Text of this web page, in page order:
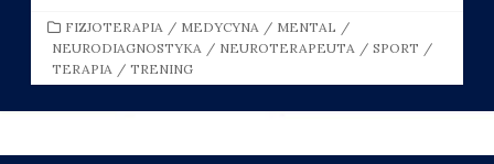
CATEGORIES
FIZJOTERAPIA / MEDYCYNA / MENTAL /
NEURODIAGNOSTYKA / NEUROTERAPEUTA / SPORT /
TERAPIA / TRENING